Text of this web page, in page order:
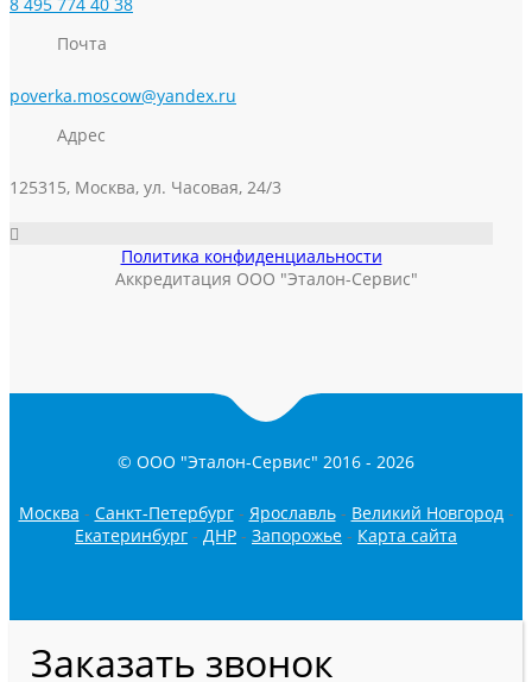
Почта
poverka.moscow@yandex.ru
Адрес
125315, Москва, ул. Часовая, 24/3
Политика конфиденциальности
Аккредитация ООО "Эталон-Сервис"
© ООО "Эталон-Сервис" 2016 - 2026
Москва - Санкт-Петербург- Ярославль- Великий Новгород-
Екатеринбург - ДНР - Запорожье - Карта сайта
Заказать звонок